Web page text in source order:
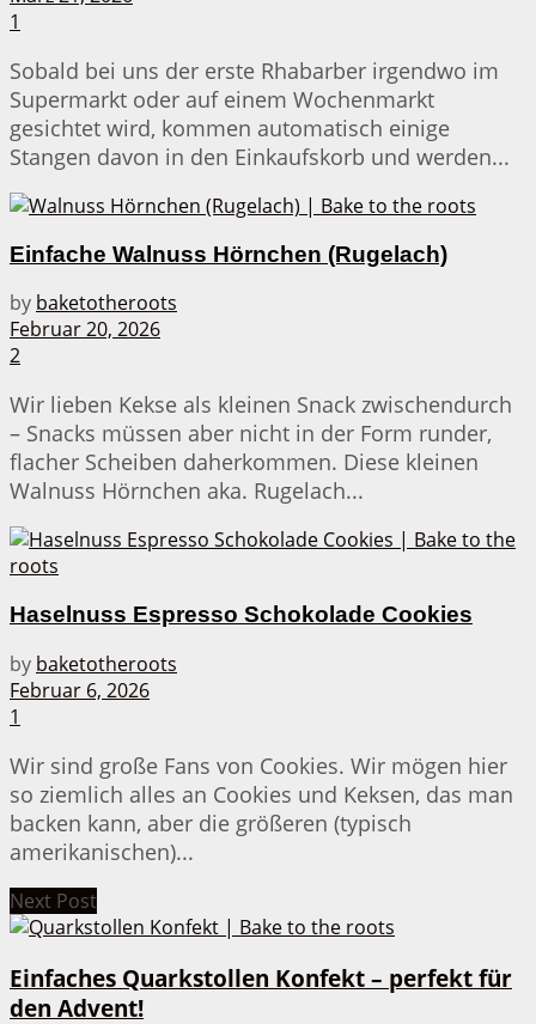
1
Sobald bei uns der erste Rhabarber irgendwo im
Supermarkt oder auf einem Wochenmarkt
gesichtet wird, kommen automatisch einige
Stangen davon in den Einkaufskorb und werden...
Einfache Walnuss Hörnchen (Rugelach)
by baketotheroots
Februar 20, 2026
2
Wir lieben Kekse als kleinen Snack zwischendurch
– Snacks müssen aber nicht in der Form runder,
flacher Scheiben daherkommen. Diese kleinen
Walnuss Hörnchen aka. Rugelach...
Haselnuss Espresso Schokolade Cookies
by baketotheroots
Februar 6, 2026
1
Wir sind große Fans von Cookies. Wir mögen hier
so ziemlich alles an Cookies und Keksen, das man
backen kann, aber die größeren (typisch
amerikanischen)...
Next Post
Einfaches Quarkstollen Konfekt – perfekt für
den Advent!